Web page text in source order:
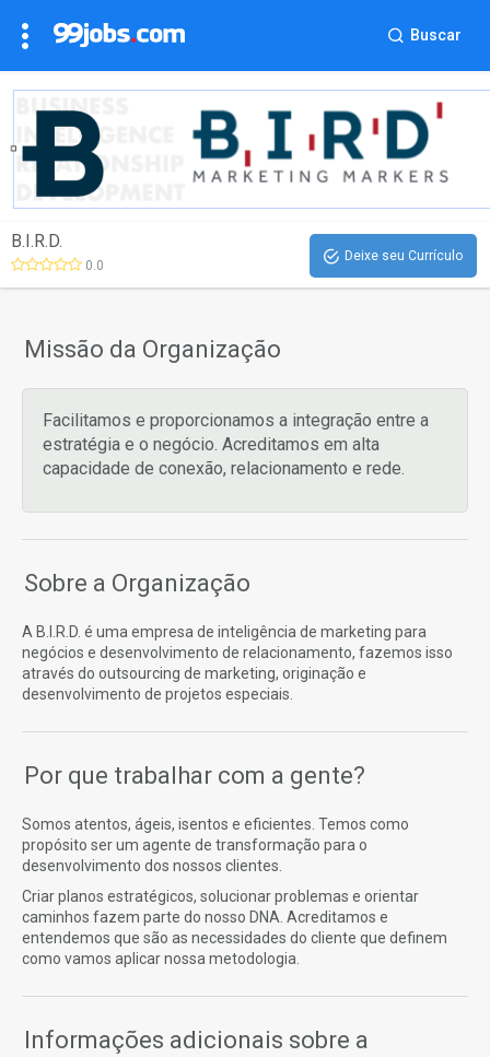
Buscar
B.I.R.D.
0.0
Deixe seu Currículo
Missão da Organização
Facilitamos e proporcionamos a integração entre a
estratégia e o negócio. Acreditamos em alta
capacidade de conexão, relacionamento e rede.
Sobre a Organização
A B.I.R.D. é uma empresa de inteligência de marketing para
negócios e desenvolvimento de relacionamento, fazemos isso
através do outsourcing de marketing, originação e
desenvolvimento de projetos especiais.
Por que trabalhar com a gente?
Somos atentos, ágeis, isentos e eficientes. Temos como
propósito ser um agente de transformação para o
desenvolvimento dos nossos clientes.
Criar planos estratégicos, solucionar problemas e orientar
caminhos fazem parte do nosso DNA. Acreditamos e
entendemos que são as necessidades do cliente que definem
como vamos aplicar nossa metodologia.
Informações adicionais sobre a